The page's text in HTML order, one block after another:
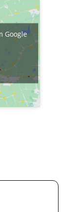
Google